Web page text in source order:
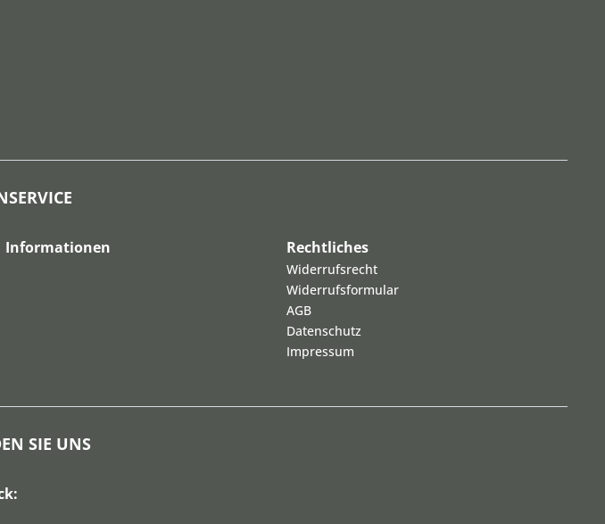
Informationen Rechtliches
Widerrufsrecht
Widerrufsformular
AGB
Datenschutz
Impressum
SIE UNS